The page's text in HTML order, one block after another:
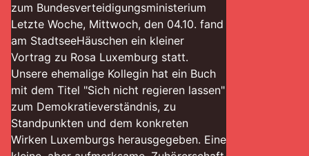
zum Bundesverteidigungsministerium
Letzte Woche, Mittwoch, den 04.10. fand
am StadtseeHäuschen ein kleiner
Vortrag zu Rosa Luxemburg statt.
Unsere ehemalige Kollegin hat ein Buch
mit dem Titel "Sich nicht regieren lassen"
zum Demokratieverständnis, zu
Standpunkten und dem konkreten
Wirken Luxemburgs herausgegeben. Eine